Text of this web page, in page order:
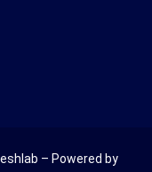
– Powered by